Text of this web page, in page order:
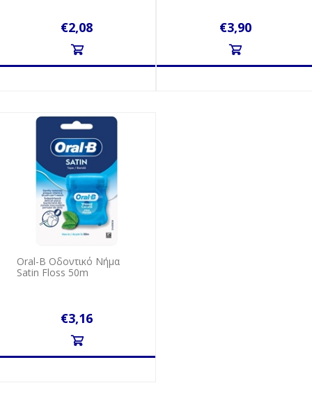
€2,08 €3,90
Oral-B Oδοντικό Nήμα
Satin Floss 50m
€3,16